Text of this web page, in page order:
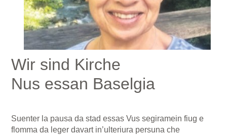
Wir sind Kirche
Nus essan Baselgia
Suenter la pausa da stad essas Vus segiramein fiug e
flomma da leger davart in’ulteriura persuna che